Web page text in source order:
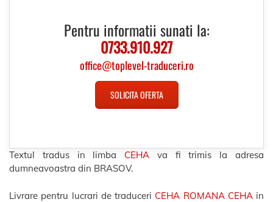
Pentru informatii sunati la:
0733.910.927
office@toplevel-traduceri.ro
SOLICITA OFERTA
Textul tradus in limba CEHA va fi trimis la adresa
dumneavoastra din BRASOV.
Livrare pentru lucrari de traduceri CEHA ROMANA CEHA in